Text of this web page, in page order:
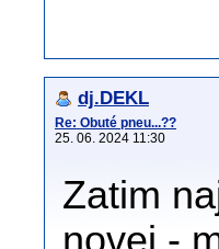
dj.DEKL
Re: Obuté pneu...??
25. 06. 2024 11:30
Zatim
novej -